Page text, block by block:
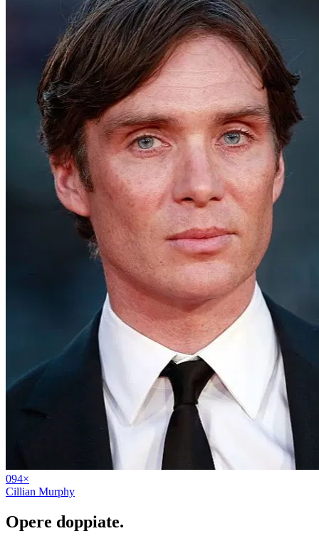
094×
Cillian Murphy
Opere doppiate.